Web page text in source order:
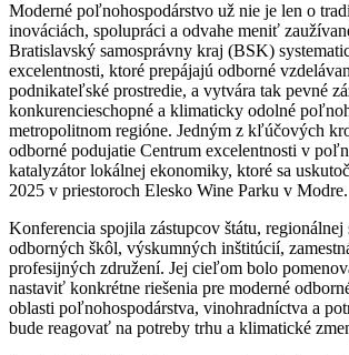
Moderné poľnohospodárstvo už nie je len o
inováciách, spolupráci a odvahe meniť
Bratislavský samosprávny kraj (BSK)
excelentnosti, ktoré prepájajú odborné
podnikateľské prostredie, a vytvára tak pevné
konkurencieschopné a klimaticky odolné
metropolitnom regióne. Jedným z kľúčových
odborné podujatie Centrum excelentnosti v
katalyzátor lokálnej ekonomiky, ktoré sa
2025 v priestoroch Elesko Wine Parku v Modre.
Konferencia spojila zástupcov štátu, regionálnej
odborných škôl, výskumných inštitúcií,
profesijných združení. Jej cieľom bolo
nastaviť konkrétne riešenia pre moderné
oblasti poľnohospodárstva, vinohradníctva a
bude reagovať na potreby trhu a klimatické